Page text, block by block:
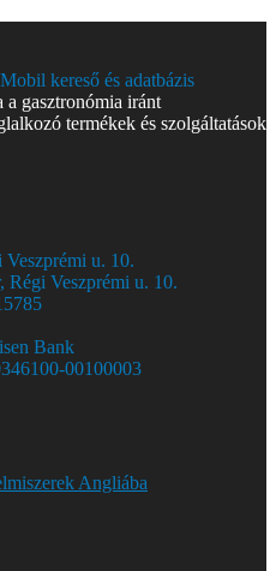
kereső és adatbázis
a gasztronómia iránt
termékek és szolgáltatások
u. 10.
Régi Veszprémi u. 10.
Bank
00100003
Angliába